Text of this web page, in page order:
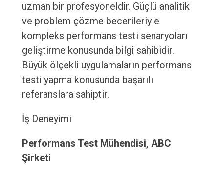
uzman bir profesyoneldir. Güçlü analitik
ve problem çözme becerileriyle
kompleks performans testi senaryoları
geliştirme konusunda bilgi sahibidir.
Büyük ölçekli uygulamaların performans
testi yapma konusunda başarılı
referanslara sahiptir.
İş Deneyimi
Performans Test Mühendisi, ABC
Şirketi